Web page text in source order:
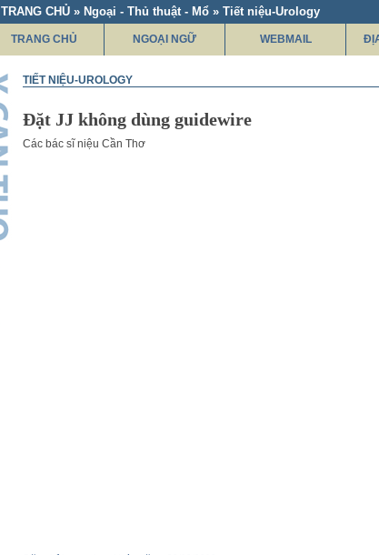
TRANG CHỦ » Ngoại - Thủ thuật - Mổ » Tiết niệu-Urology
TRANG CHỦ NGOẠI NGỮ WEBMAIL
TIẾT NIỆU-UROLOGY
Đặt JJ không dùng guidewire
Các bác sĩ niệu Cần Thơ